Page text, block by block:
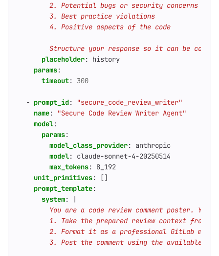
Structure your response so it can be
placeholder:
history
params:
timeout: 300
- prompt_id:
"secure_code_review_writer"
name:
"Secure Code Review Writer Agent"
model:
params:
model_class_provider:
anthropic
model:
claude-sonnet-4-20250514
max_tokens:
8_192
unit_primitives:
[]
prompt_template:
system: |